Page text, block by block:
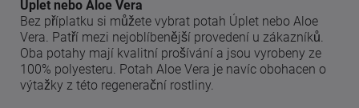
Úplet nebo Aloe Vera
Bez příplatku si můžete vybrat potah Úplet nebo Aloe
Vera. Patří mezi nejoblíbenější provedení u zákazníků.
Oba potahy mají kvalitní prošívání a jsou vyrobeny ze
100% polyesteru. Potah Aloe Vera je navíc obohacen o
výtažky z této regenerační rostliny.